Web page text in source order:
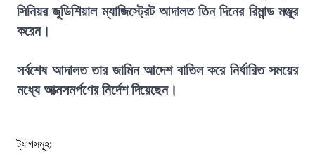
সিনিয়র জুডিশিয়াল ম্যাজিস্ট্রেট আদালত তিন দিনের রিমান্ড মঞ্জুর
করেন।
সর্বশেষ আদালত তার জামিন আদেশ বাতিল করে নির্ধারিত সময়ের
মধ্যে আত্মসমর্পণের নির্দেশ দিয়েছেন।
ট্যাগসমূহ: